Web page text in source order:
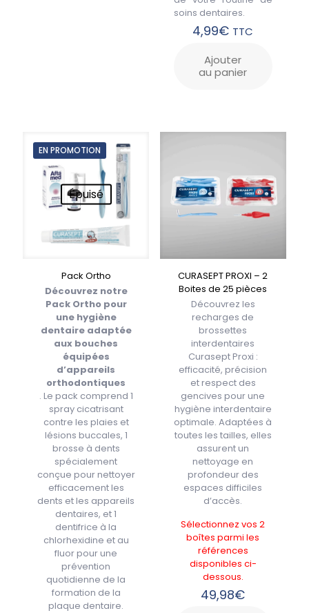
soins dentaires.
4,99€ TTC
Ajouter
au panier
EN PROMOTION
Épuisé
Pack Ortho
Découvrez notre
Pack Ortho pour
une hygiène
dentaire adaptée
aux bouches
équipées
d’appareils
orthodontiques
. Le pack comprend 1
spray cicatrisant
contre les plaies et
lésions buccales, 1
brosse à dents
spécialement
conçue pour nettoyer
efficacement les
dents et les appareils
dentaires, et 1
dentifrice à la
chlorhexidine et au
fluor pour une
prévention
quotidienne de la
formation de la
plaque dentaire.
CURASEPT PROXI – 2
Boites de 25 pièces
Découvrez les
recharges de
brossettes
interdentaires
Curasept Proxi :
efficacité, précision
et respect des
gencives pour une
hygiène interdentaire
optimale. Adaptées à
toutes les tailles, elles
assurent un
nettoyage en
profondeur des
espaces difficiles
d’accès.
Sélectionnez vos 2
boîtes parmi les
références
disponibles ci-
dessous.
49,98€